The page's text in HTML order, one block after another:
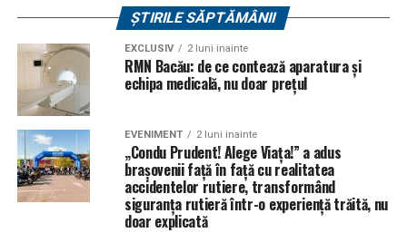
ȘTIRILE SĂPTĂMÂNII
EXCLUSIV 2 luni inainte
RMN Bacău: de ce contează aparatura și
echipa medicală, nu doar prețul
EVENIMENT 2 luni inainte
„Condu Prudent! Alege Viața!” a adus
brașovenii față în față cu realitatea
accidentelor rutiere, transformând
siguranța rutieră într-o experiență trăită, nu
doar explicată